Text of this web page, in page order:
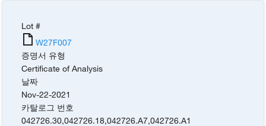
Lot #
W27F007
증명서 유형
Certificate of Analysis
날짜
Nov-22-2021
카탈로그 번호
042726.30,042726.18,042726.A7,042726.A1